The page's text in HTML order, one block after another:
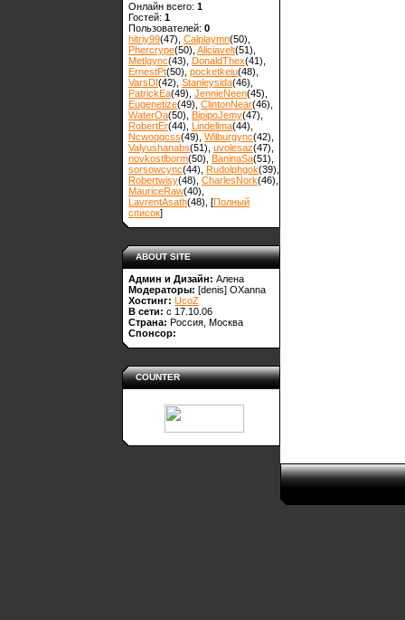
Онлайн всего: 1
Гостей: 1
Пользователей: 0
hitriy99(47) Calplaymn(50)
Phercrype(50) Aliciavelt(51)
Metlgync(43) DonaldThex(41)
ErnestPt(50) pocketkeiu(48)
VarsDI(42) Stanleysida(46)
PatrickEa(49) JennieNeen(45)
Eugenetize(49) ClintonNear(46)
WaterOa(50) BipipoJemy(47)
RobertEr(44) Lindellma(44)
Ncwoqqcss(49) Wilburgync(42)
Valyushanabs(51) uvolesaz(47)
novkostlborm(50) ВaninaSa(51)
sorsowcync(44) Rudolphgok(39)
Robertwisy(48) CharlesNork(46)
MauriceRaw(40)
LavrentAsath(48) , [Полный
список]
ABOUT SITE
Админ и Дизайн: Алена
Модераторы: [denis] OXanna
Хостинг: UcoZ
В сети: с 17.10.06
Страна: Россия, Москва
Спонсор:
COUNTER